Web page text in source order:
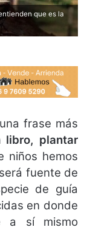
que es la
frase más
libro, plantar
niños hemos
fuente de
de guía
en donde
a sí mismo